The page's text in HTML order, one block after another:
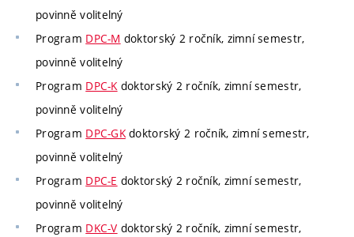
povinně volitelný
Program DPC-M doktorský 2 ročník, zimní semestr,
povinně volitelný
Program DPC-Kdoktorský 2 ročník, zimní semestr,
povinně volitelný
Program DPC-GKdoktorský 2 ročník, zimní semestr,
povinně volitelný
Program DPC-E doktorský 2 ročník, zimní semestr,
povinně volitelný
Program DKC-V doktorský 2 ročník, zimní semestr,